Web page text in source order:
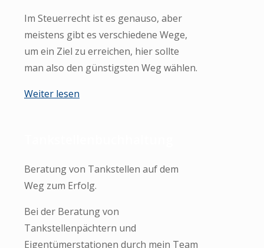
Im Steuerrecht ist es genauso, aber
meistens gibt es verschiedene Wege,
um ein Ziel zu erreichen, hier sollte
man also den günstigsten Weg wählen.
Weiter lesen
Beratung von Tankstellen auf dem
Weg zum Erfolg.
Bei der Beratung von
Tankstellenpächtern und
Eigentümerstationen durch mein Team